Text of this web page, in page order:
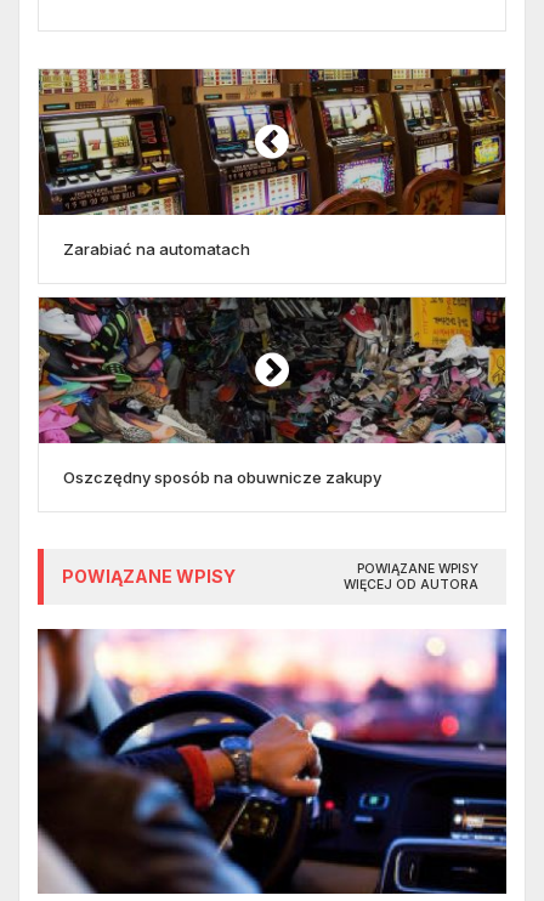
Zarabiać na automatach
Oszczędny sposób na obuwnicze zakupy
POWIĄZANE WPISY
POWIĄZANE WPISY
WIĘCEJ OD AUTORA